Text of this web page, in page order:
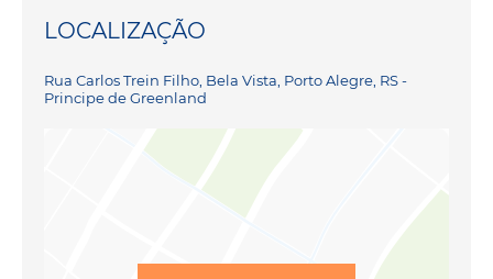
LOCALIZAÇÃO
Rua Carlos Trein Filho, Bela Vista, Porto Alegre, RS -
Principe de Greenland